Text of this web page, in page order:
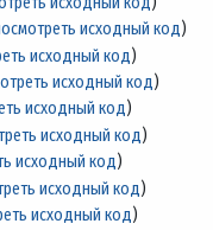
исходный код)
исходный код)
исходный код)
исходный код)
исходный код)
исходный код)
исходный код)
исходный код)